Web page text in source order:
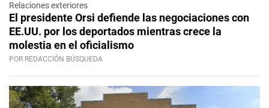
Relaciones exteriores
El presidente Orsi defiende las negociaciones con
EE.UU. por los deportados mientras crece la
molestia en el oficialismo
POR REDACCIÓN BÚSQUEDA